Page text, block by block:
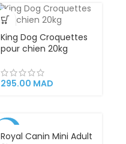
King Dog Croquettes
pour chien 20kg
295.00 MAD
Royal Canin Mini Adult